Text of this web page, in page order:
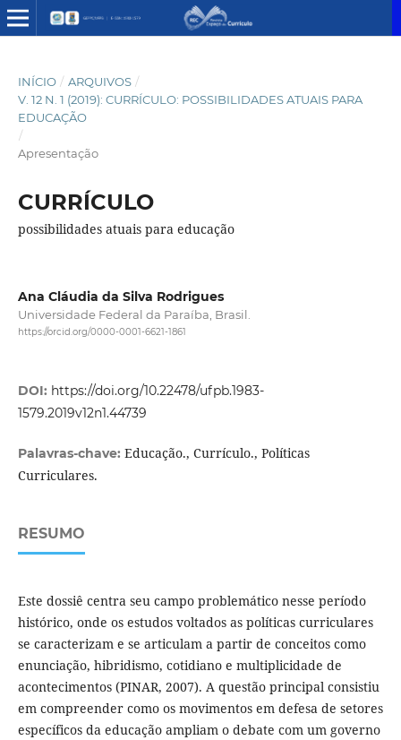
INÍCIO / ARQUIVOS /
V. 12 N. 1 (2019): CURRÍCULO: POSSIBILIDADES ATUAIS PARA
EDUCAÇÃO
/
Apresentação
CURRÍCULO
possibilidades atuais para educação
Ana Cláudia da Silva Rodrigues
Universidade Federal da Paraíba, Brasil.
https://orcid.org/0000-0001-6621-1861
DOI: https://doi.org/10.22478/ufpb.1983-
1579.2019v12n1.44739
Palavras-chave: Educação., Currículo., Políticas
Curriculares.
RESUMO
Este dossiê centra seu campo problemático nesse período
histórico, onde os estudos voltados as políticas curriculares
se caracterizam e se articulam a partir de conceitos como
enunciação, hibridismo, cotidiano e multiplicidade de
acontecimentos (PINAR, 2007). A questão principal consistiu
em compreender como os movimentos em defesa de setores
específicos da educação ampliam o debate com um governo